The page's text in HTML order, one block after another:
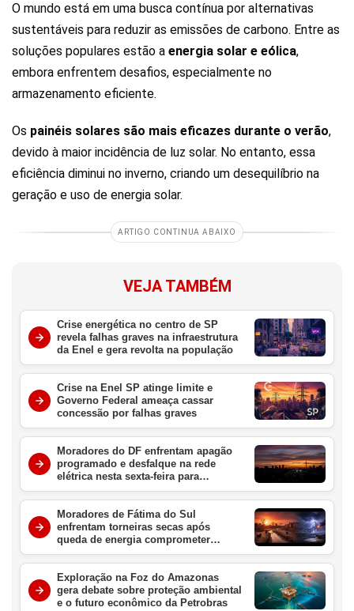
O mundo está em uma busca contínua por alternativas
sustentáveis para reduzir as emissões de carbono. Entre as
soluções populares estão a energia solar e eólica,
embora enfrentem desafios, especialmente no
armazenamento eficiente.
Os painéis solares são mais eficazes durante o verão,
devido à maior incidência de luz solar. No entanto, essa
eficiência diminui no inverno, criando um desequilíbrio na
geração e uso de energia solar.
ARTIGO CONTINUA ABAIXO
VEJA TAMBÉM
Crise energética no centro de SP
revela falhas graves na infraestrutura
da Enel e gera revolta na população
Crise na Enel SP atinge limite e
Governo Federal ameaça cassar
concessão por falhas graves
Moradores do DF enfrentam apagão
programado e desfalque na rede
elétrica nesta sexta-feira para
manutenção urgente
Moradores de Fátima do Sul
enfrentam torneiras secas após
queda de energia comprometer
sistemas de abastecimento na região
Exploração na Foz do Amazonas
gera debate sobre proteção ambiental
e o futuro econômico da Petrobras